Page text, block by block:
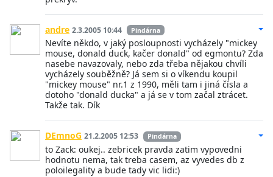
andre 2.3.2005 10:44 Pindárna
Nevíte někdo, v jaký posloupnosti vycházely "mickey
mouse, donald duck, kačer donald" od egmontu? Zda
nasebe navazovaly, nebo zda třeba nějakou chvíli
vycházely souběžně? Já sem si o víkendu koupil
"mickey mouse" nr.1 z 1990, měli tam i jiná čísla a
dotoho "donald ducka" a já se v tom začal ztrácet.
Takže tak. Dík
DEmnoG 21.2.2005 12:53 Pindárna
to Zack: oukej.. zebricek pravda zatim vypovedni
hodnotu nema, tak treba casem, az vyvedes db z
poloilegality a bude tady vic lidi:)